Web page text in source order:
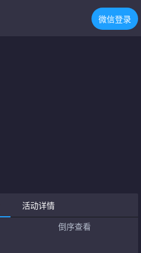
微信登录
活动详情
倒序查看